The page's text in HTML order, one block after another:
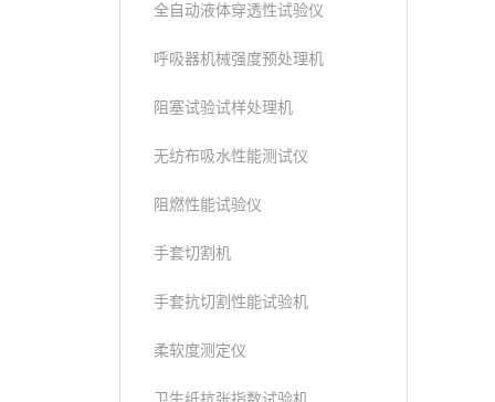
全自动液体穿透性试验仪
呼吸器机械强度预处理机
阻塞试验试样处理机
无纺布吸水性能测试仪
阻燃性能试验仪
手套切割机
手套抗切割性能试验机
柔软度测定仪